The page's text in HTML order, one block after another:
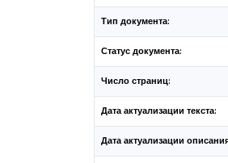
Тип документа:
Статус документа:
Число страниц:
Дата актуализации текста:
Дата актуализации